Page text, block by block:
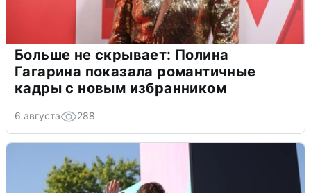
Больше не скрывает: Полина
Гагарина показала романтичные
кадры с новым избранником
6 августа 288